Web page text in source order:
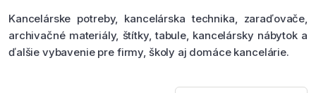
Kancelárske potreby, kancelárska technika, zaraďovače,
archivačné materiály, štítky, tabule, kancelársky nábytok a
ďalšie vybavenie pre firmy, školy aj domáce kancelárie.